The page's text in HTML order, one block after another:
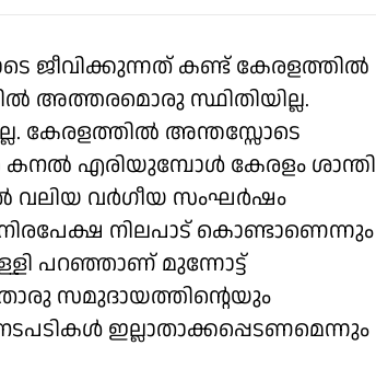
ജീവിക്കുന്നത് കണ്ട് കേരളത്തിൽ
അത്തരമൊരു സ്ഥിതിയില്ല.
കേരളത്തിൽ അന്തസ്സോടെ
കനൽ എരിയുമ്പോൾ കേരളം ശാന്തി
വലിയ വർഗീയ സംഘർഷം
നിലപാട് കൊണ്ടാണെന്നും
പറഞ്ഞാണ് മുന്നോട്ട്
സമുദായത്തിൻ്റെയും
ഇല്ലാതാക്കപ്പെടണമെന്നും